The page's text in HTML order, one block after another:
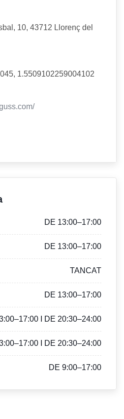
10, 43712 Llorenç del
1.5509102259004102
DE 13:00–17:00
DE 13:00–17:00
TANCAT
DE 13:00–17:00
I DE 20:30–24:00
I DE 20:30–24:00
DE 9:00–17:00